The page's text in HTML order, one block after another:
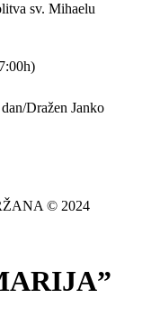
sv. Mihaelu
Dražen Janko
© 2024